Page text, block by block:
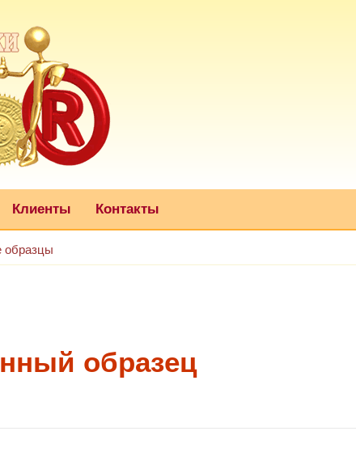
Клиенты Контакты
образец